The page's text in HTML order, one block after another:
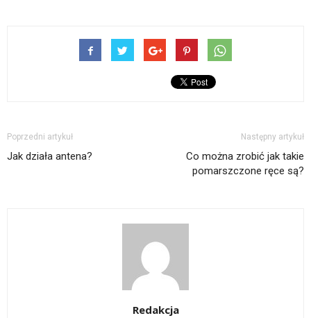
Poprzedni artykuł
Jak działa antena?
Następny artykuł
Co można zrobić jak takie
pomarszczone ręce są?
Redakcja